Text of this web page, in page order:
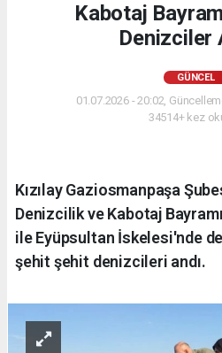
Kabotaj
Denizciler
GÜNCEL
01.07.2026 - 20:02,
34514+ kez
Kızılay Gaziosmanpaşa
Denizcilik ve Kabotaj
ile Eyüpsultan İskelesi'nde
şehit şehit denizcileri andı.